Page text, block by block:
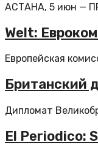
АСТАНА, 5 июн —
Welt:
Европейская
Британский
Дипломат
El Periodico: